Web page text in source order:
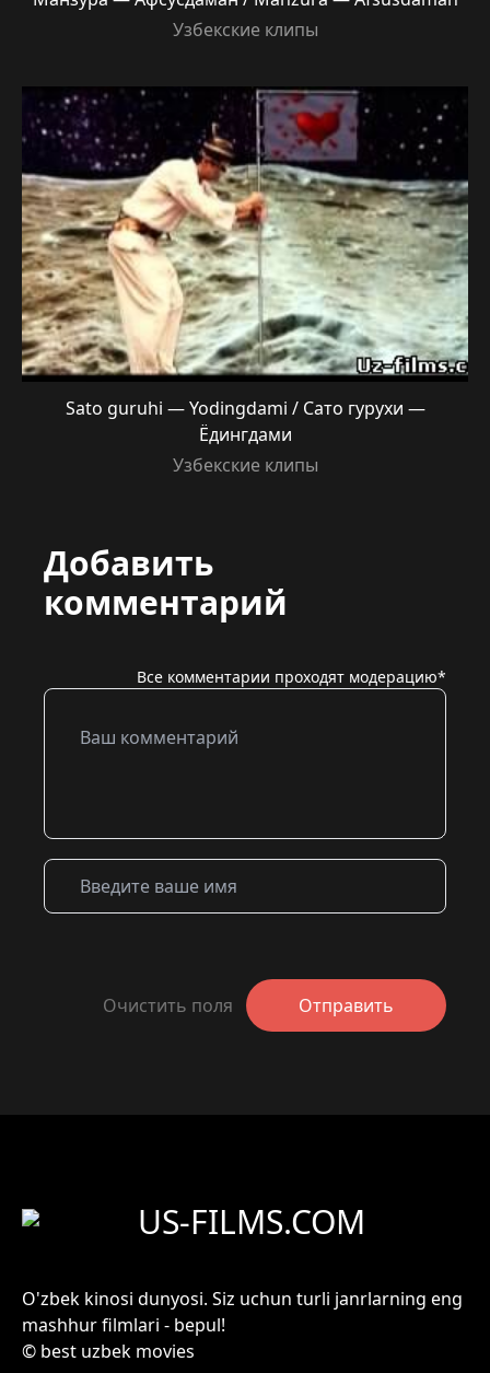
Узбекские клипы
Sato guruhi — Yodingdami / Сато гурухи —
Ёдингдами
Узбекские клипы
Добавить
комментарий
Все комментарии проходят модерацию*
Очистить поля Отправить
US-FILMS.COM
O'zbek kinosi dunyosi. Siz uchun turli janrlarning eng
mashhur filmlari - bepul!
© best uzbek movies